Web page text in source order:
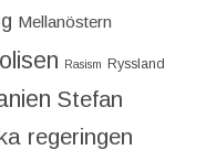
Mellanöstern
Rasism Ryssland
Stefan
regeringen